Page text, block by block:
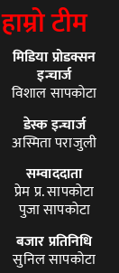
हाम्रो टीम
मिडिया प्रोडक्सन
इन्चार्ज
विशाल सापकोटा
डेस्क इन्चार्ज
अस्मिता पराजुली
सम्वाददाता
प्रेम प्र. सापकोटा
पुजा सापकोटा
बजार प्रतिनिधि
सुनिल सापकोटा